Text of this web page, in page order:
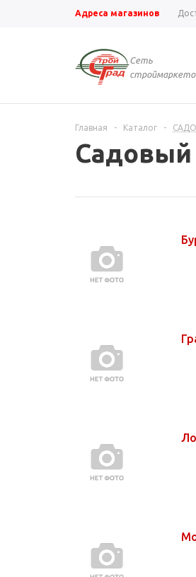
Адреса магазинов
Сеть
Главная - Каталог -
Садовый